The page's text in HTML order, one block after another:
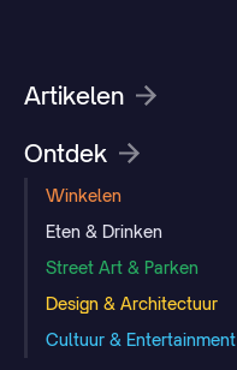
Artikelen
Ontdek
Winkelen
Eten & Drinken
Street Art & Parken
Design & Architectuur
Cultuur & Entertainment